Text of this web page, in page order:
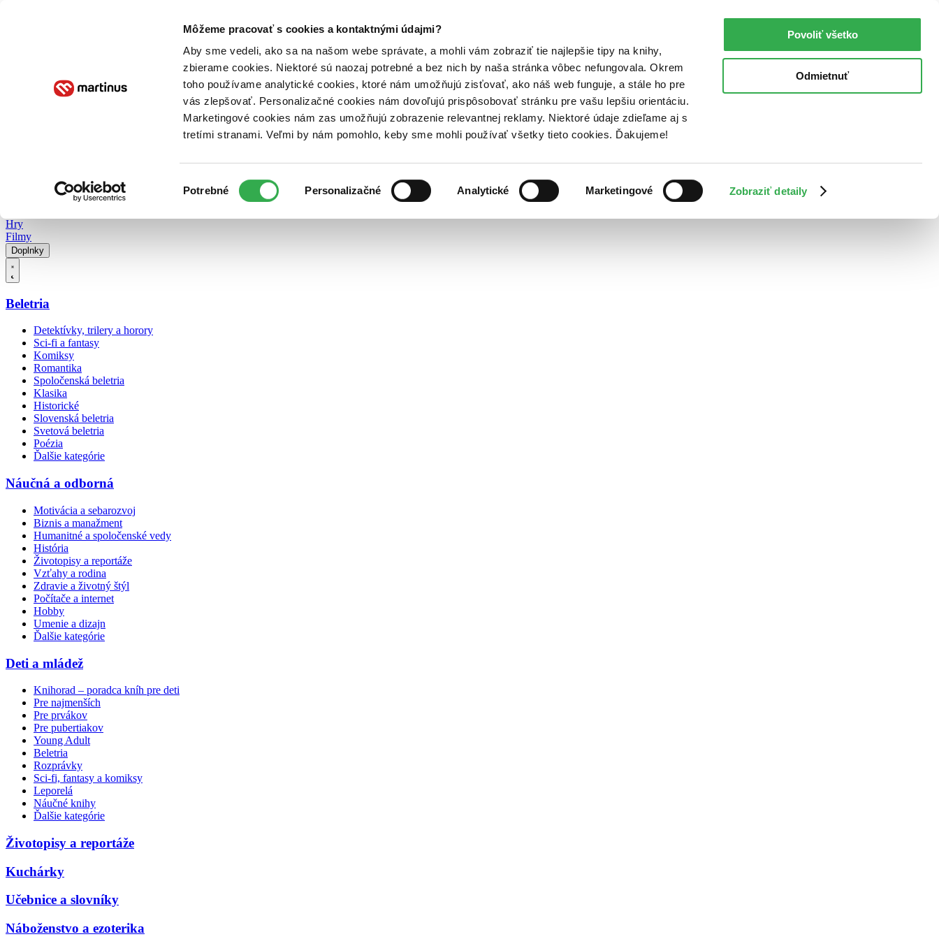
Môžeme pracovať s cookies a kontaktnými údajmi?
Aby sme vedeli, ako sa na našom webe správate, a mohli vám zobraziť tie najlepšie tipy na knihy,
zbierame cookies. Niektoré sú naozaj potrebné a bez nich by naša stránka vôbec nefungovala. Okrem
toho používame analytické cookies, ktoré nám umožňujú zisťovať, ako náš web funguje, a stále ho pre
vás zlepšovať. Personalizačné cookies nám dovoľujú prispôsobovať stránku pre vašu lepšiu orientáciu.
Marketingové cookies nám zas umožňujú zobrazenie relevantnej reklamy. Niektoré údaje zdieľame aj s
tretími stranami. Veľmi by nám pomohlo, keby sme mohli používať všetky tieto cookies. Ďakujeme!
súhlasu
Potrebné Personalizačné Analytické Marketingové Zobraziť detaily
Povoliť všetko
Odmietnuť
Poukážky Kontakt
Hry
Filmy
Doplnky
Beletria
Detektívky, trilery a horory
Sci-fi a fantasy
Komiksy
Romantika
Spoločenská beletria
Klasika
Historické
Slovenská beletria
Svetová beletria
Poézia
Ďalšie kategórie
Náučná a odborná
Motivácia a sebarozvoj
Biznis a manažment
Humanitné a spoločenské vedy
História
Životopisy a reportáže
Vzťahy a rodina
Zdravie a životný štýl
Počítače a internet
Hobby
Umenie a dizajn
Ďalšie kategórie
Deti a mládež
Knihorad – poradca kníh pre deti
Pre najmenších
Pre prvákov
Pre pubertiakov
Young Adult
Beletria
Rozprávky
Sci-fi, fantasy a komiksy
Leporelá
Náučné knihy
Ďalšie kategórie
Životopisy a reportáže
Kuchárky
Učebnice a slovníky
Náboženstvo a ezoterika